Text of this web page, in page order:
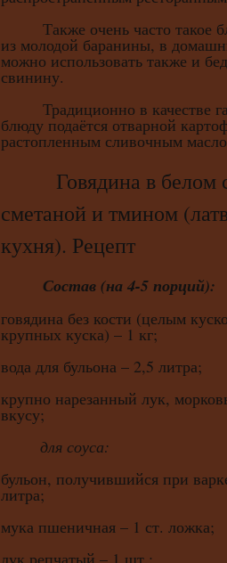
Также очень часто такое
из молодой баранины, в
можно использовать также и
свинину.
Традиционно в качестве
блюду подаётся отварной
растопленным сливочным
Говядина в белом
сметаной и тмином
кухня). Рецепт
Состав (на 4-5 порций):
говядина без кости (целым
крупных куска) – 1 кг;
вода для бульона – 2,5 литра;
крупно нарезанный лук,
вкусу;
для соуса:
бульон, получившийся при
литра;
мука пшеничная – 1 ст. ложка;
лук репчатый – 1 шт.;